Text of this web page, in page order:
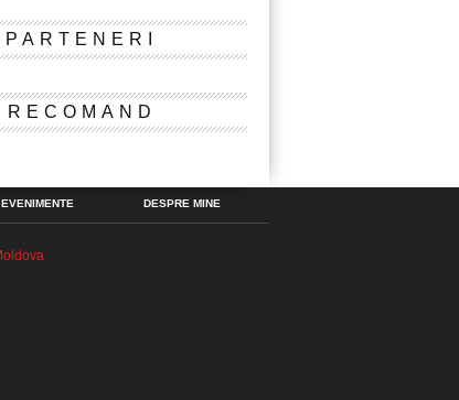
PARTENERI
RECOMAND
EVENIMENTE DESPRE MINE